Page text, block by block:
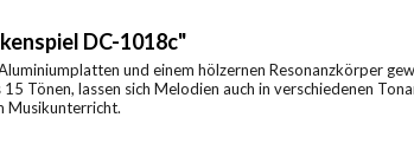
DC-1018c"
und einem hölzernen Resonanzkörper
Tönen, lassen sich Melodien auch in verschiedenen
Musikunterricht.